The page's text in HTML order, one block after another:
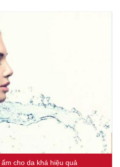
cho da khá hiệu quả